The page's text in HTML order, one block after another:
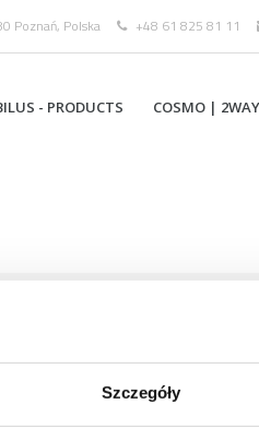
Szczegóły
Poznań, Polska +48 61 825 81 11
­- PRODUCTS COSMO | 2WAY